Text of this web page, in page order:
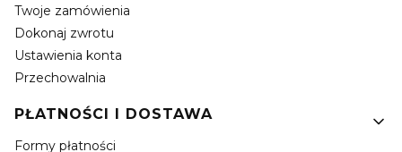
Twoje zamówienia
Dokonaj zwrotu
Ustawienia konta
Przechowalnia
PŁATNOŚCI I DOSTAWA
Formy płatności